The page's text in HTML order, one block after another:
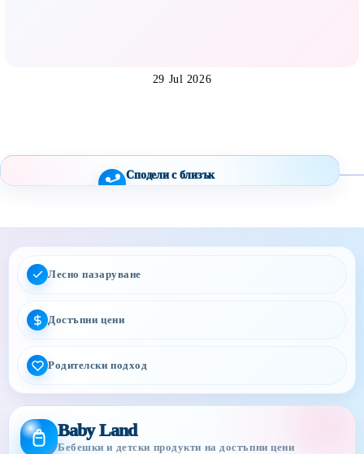
Сподели с близък
29 Jul 2026
Лесно пазаруване
Достъпни цени
Родителски подход
Baby Land
Бебешки и детски продукти на достъпни цени